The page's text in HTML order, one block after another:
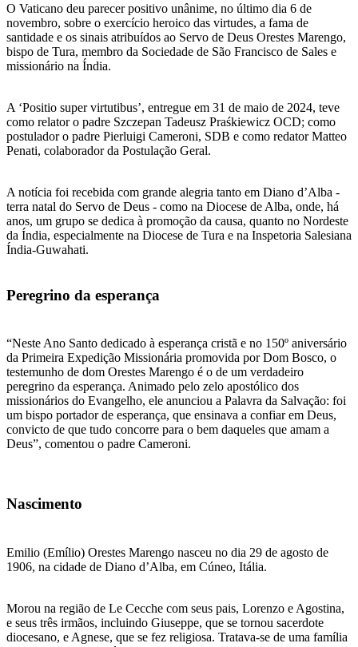
O Vaticano deu parecer positivo unânime, no último dia 6 de
novembro, sobre o exercício heroico das virtudes, a fama de
santidade e os sinais atribuídos ao Servo de Deus Orestes Marengo,
bispo de Tura, membro da Sociedade de São Francisco de Sales e
missionário na Índia.
A ‘Positio super virtutibus’, entregue em 31 de maio de 2024, teve
como relator o padre Szczepan Tadeusz Praśkiewicz OCD; como
postulador o padre Pierluigi Cameroni, SDB e como redator Matteo
Penati, colaborador da Postulação Geral.
A notícia foi recebida com grande alegria tanto em Diano d’Alba -
terra natal do Servo de Deus - como na Diocese de Alba, onde, há
anos, um grupo se dedica à promoção da causa, quanto no Nordeste
da Índia, especialmente na Diocese de Tura e na Inspetoria Salesiana
Índia-Guwahati.
Peregrino da esperança
“Neste Ano Santo dedicado à esperança cristã e no 150º aniversário
da Primeira Expedição Missionária promovida por Dom Bosco, o
testemunho de dom Orestes Marengo é o de um verdadeiro
peregrino da esperança. Animado pelo zelo apostólico dos
missionários do Evangelho, ele anunciou a Palavra da Salvação: foi
um bispo portador de esperança, que ensinava a confiar em Deus,
convicto de que tudo concorre para o bem daqueles que amam a
Deus”, comentou o padre Cameroni.
Nascimento
Emilio (Emílio) Orestes Marengo nasceu no dia 29 de agosto de
1906, na cidade de Diano d’Alba, em Cúneo, Itália.
Morou na região de Le Cecche com seus pais, Lorenzo e Agostina,
e seus três irmãos, incluindo Giuseppe, que se tornou sacerdote
diocesano, e Agnese, que se fez religiosa. Tratava-se de uma família